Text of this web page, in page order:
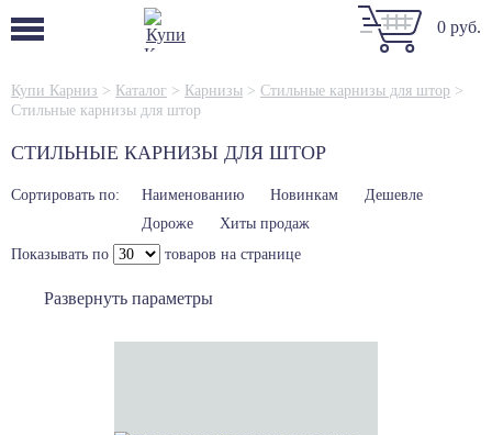
0 руб.
Купи Карниз > Каталог > Карнизы > Стильные карнизы для штор >
Стильные карнизы для штор
СТИЛЬНЫЕ КАРНИЗЫ ДЛЯ ШТОР
Сортировать по: Наименованию Новинкам
Дешевле
Дороже
Хиты продаж
Показывать по
товаров на странице
Развернуть параметры